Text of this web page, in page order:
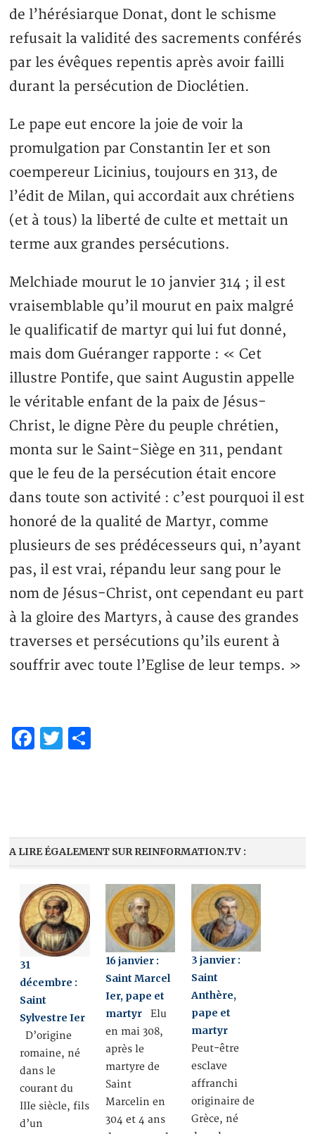
de l’hérésiarque Donat, dont le schisme
refusait la validité des sacrements conférés
par les évêques repentis après avoir failli
durant la persécution de Dioclétien.
Le pape eut encore la joie de voir la
promulgation par Constantin Ier et son
coempereur Licinius, toujours en 313, de
l’édit de Milan, qui accordait aux chrétiens
(et à tous) la liberté de culte et mettait un
terme aux grandes persécutions.
Melchiade mourut le 10 janvier 314 ; il est
vraisemblable qu’il mourut en paix malgré
le qualificatif de martyr qui lui fut donné,
mais dom Guéranger rapporte : « Cet
illustre Pontife, que saint Augustin appelle
le véritable enfant de la paix de Jésus-
Christ, le digne Père du peuple chrétien,
monta sur le Saint-Siège en 311, pendant
que le feu de la persécution était encore
dans toute son activité : c’est pourquoi il est
honoré de la qualité de Martyr, comme
plusieurs de ses prédécesseurs qui, n’ayant
pas, il est vrai, répandu leur sang pour le
nom de Jésus-Christ, ont cependant eu part
à la gloire des Martyrs, à cause des grandes
traverses et persécutions qu’ils eurent à
souffrir avec toute l’Eglise de leur temps. »
Facebook
Twitter
A LIRE ÉGALEMENT SUR REINFORMATION.TV :
31
décembre :
Saint
Sylvestre Ier
D’origine
romaine, né
dans le
courant du
IIIe siècle, fils
d’un
16 janvier :
Saint Marcel
Ier, pape et
martyr Elu
en mai 308,
après le
martyre de
Saint
Marcelin en
304 et 4 ans
3 janvier :
Saint
Anthère,
pape et
martyr
Peut-être
esclave
affranchi
originaire de
Grèce, né